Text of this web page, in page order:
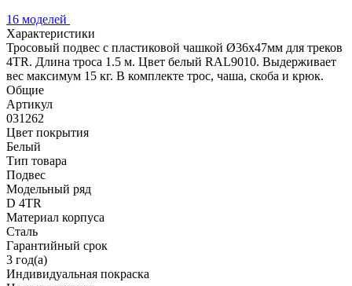
16 моделей
Характеристики
Тросовый подвес с пластиковой чашкой Ø36x47мм для треков
4TR. Длина троса 1.5 м. Цвет белый RAL9010. Выдерживает
вес максимум 15 кг. В комплекте трос, чаша, скоба и крюк.
Общие
Артикул
031262
Цвет покрытия
Белый
Тип товара
Подвес
Модельный ряд
D 4TR
Материал корпуса
Сталь
Гарантийный срок
3 год(а)
Индивидуальная покраска